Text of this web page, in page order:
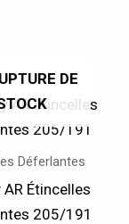
DE
Déferlantes
AR Étincelles
205/191